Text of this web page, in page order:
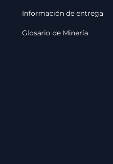
Información de entrega
Glosario de Minería